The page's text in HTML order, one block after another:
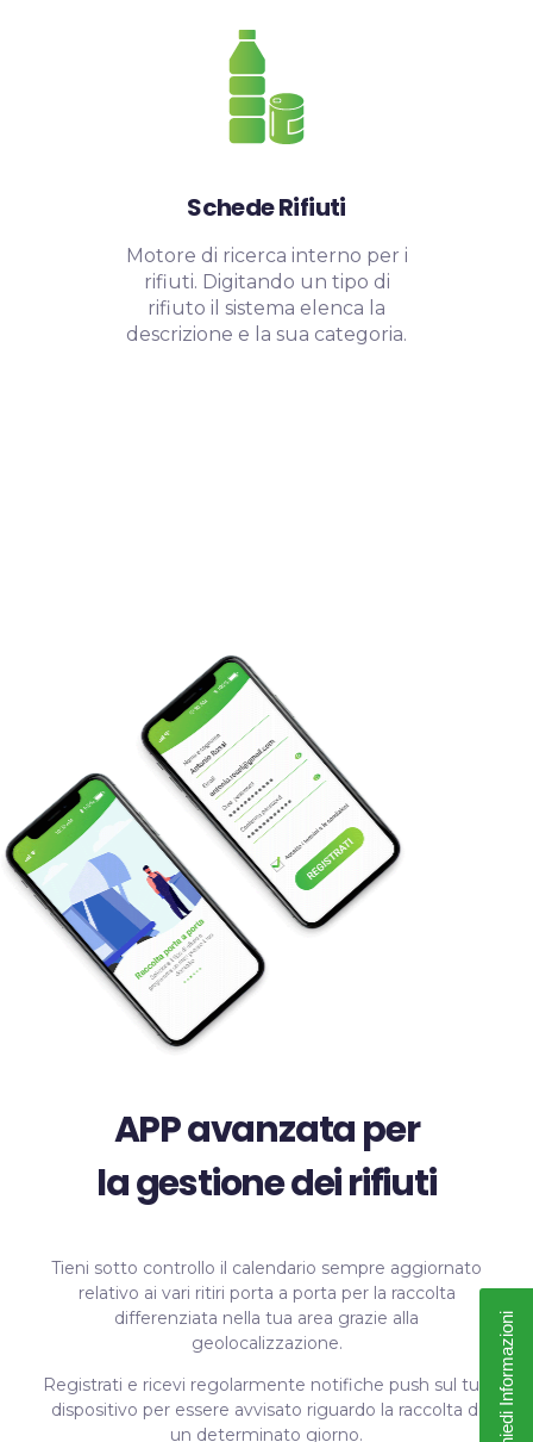
Schede Rifiuti
Motore di ricerca interno per i
rifiuti. Digitando un tipo di
rifiuto il sistema elenca la
descrizione e la sua categoria.
APP avanzata per
la gestione dei rifiuti
Tieni sotto controllo il calendario sempre aggiornato
relativo ai vari ritiri porta a porta per la raccolta
differenziata nella tua area grazie alla
geolocalizzazione.
Registrati e ricevi regolarmente notifiche push sul tuo
dispositivo per essere avvisato riguardo la raccolta di
un determinato giorno.
Richiedi Informazioni